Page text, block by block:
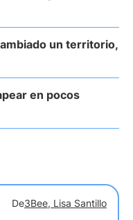
un territorio,
en pocos
De3Bee, Lisa Santillo